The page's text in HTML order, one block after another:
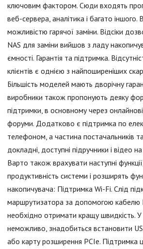
ключовим фактором. Сюди входять
веб-сервера, аналітика і багато іншого.
можливістю гарячої заміни. Відсіки
NAS для заміни вийшов з ладу
ємності. Гарантія та підтримка.
клієнтів є однією з найпоширеніших
Більшість моделей мають дворічну
виробники також пропонують деяку
підтримки, в основному через
форуми. Додатково є підтримка по
телефоном, а частина постачальників
докладні, доступні підручники і відео
Варто також врахувати наступні
продуктивність системи і розширять
накопичувача: Підтримка Wi-Fi. Слід
маршрутизатора за допомогою
необхідно отримати кращу швидкість. У
неможливо, знадобиться встановити
або карту розширення PCIe. Підтримка